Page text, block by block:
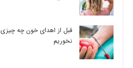
قبل از اهدای خون چه
نخوریم